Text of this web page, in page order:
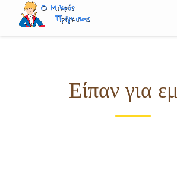
content
Είπαν για